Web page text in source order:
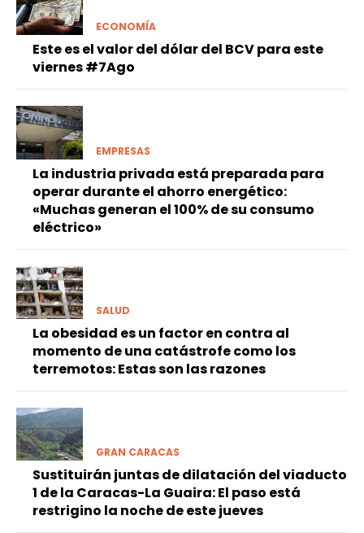
ECONOMÍA
Este es el valor del dólar del BCV para este
viernes #7Ago
EMPRESAS
La industria privada está preparada para
operar durante el ahorro energético:
«Muchas generan el 100% de su consumo
eléctrico»
SALUD
La obesidad es un factor en contra al
momento de una catástrofe como los
terremotos: Estas son las razones
GRAN CARACAS
Sustituirán juntas de dilatación del viaducto
1 de la Caracas-La Guaira: El paso está
restrigino la noche de este jueves